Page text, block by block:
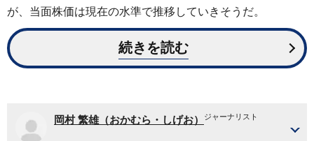
が、当面株価は現在の水準で推移していきそうだ。
続きを読む
岡村 繁雄（おかむら・しげお） ジャーナリスト